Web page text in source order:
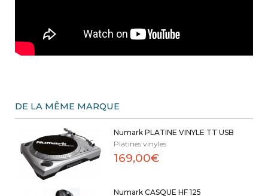
DE LA MÊME MARQUE
Numark PLATINE VINYLE TT USB
Platines vinyles
169,00€
Numark CASQUE HF 125